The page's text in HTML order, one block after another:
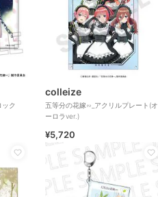
ック
colleize
五等分の花嫁∽_アクリルプレート(オ
ーロラver.)
¥5,720